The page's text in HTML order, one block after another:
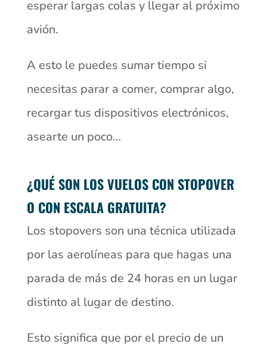
esperar largas colas y llegar al próximo
avión.
A esto le puedes sumar tiempo si
necesitas parar a comer, comprar algo,
recargar tus dispositivos electrónicos,
asearte un poco…
¿QUÉ SON LOS VUELOS CON STOPOVER
O CON ESCALA GRATUITA?
Los stopovers son una técnica utilizada
por las aerolíneas para que hagas una
parada de más de 24 horas en un lugar
distinto al lugar de destino.
Esto significa que por el precio de un